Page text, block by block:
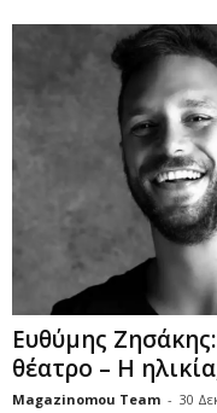
Ευθύμης
θέατρο – Η
Magazinomou Team - 30